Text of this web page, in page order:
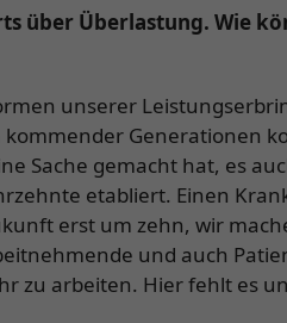
über Überlastung. Wie
unserer
Generationen
Sache gemacht hat, es
etabliert. Einen
erst um zehn, wir
und auch
zu arbeiten. Hier fehlt es